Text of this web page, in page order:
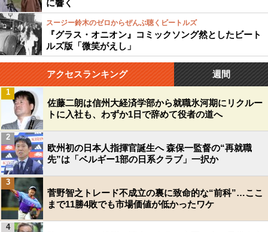
に響く
スージー鈴木のゼロからぜんぶ聴くビートルズ
『グラス・オニオン』コミックソング然としたビート
ルズ版「微笑がえし」
アクセスランキング 週間
佐藤二朗は信州大経済学部から就職氷河期にリクルー
トに入社も、わずか1日で辞めて役者の道へ
1
欧州初の日本人指揮官誕生へ 森保一監督の“再就職
先”は「ベルギー1部の日系クラブ」一択か
2
菅野智之トレード不成立の裏に致命的な“前科”…ここ
まで11勝4敗でも市場価値が低かったワケ
3
4